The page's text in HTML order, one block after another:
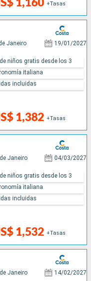
1,160 +Tasas
Janeiro 19/01/2027
1,382 +Tasas
niños gratis desde los 3
italiana
incluidas
Janeiro 04/03/2027
1,532 +Tasas
niños gratis desde los 3
italiana
incluidas
Janeiro 14/02/2027